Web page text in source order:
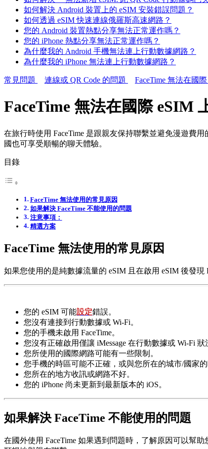
如何解決 Android 裝置上的 eSIM 安裝錯誤問題？
如何透過 eSIM 快速連線俄羅斯高速網路？
您的 Android 裝置熱點分享無法正常運作嗎？
您的 iPhone 熱點分享無法正常運作嗎？
為什麼我的 Android 手機無法連上行動數據網路？
為什麼我的 iPhone 無法連上行動數據網路？
常見問題 連線或 QR Code 的問題 FaceTime 無法在國
FaceTime 無法在國際 eSIM
在旅行時使用 FaceTime 是跟親友保持聯繫並避免漫遊費
國也可享受順暢的聊天體驗。
目錄
FaceTime 無法使用的常見原因
如果解決 FaceTime 不能使用的問題
注意事項：
精選方案
FaceTime 無法使用的常見原因
如果您使用的是純數據流量的 eSIM 且在啟用 eSIM 後發現
您的 eSIM 可能設定錯誤。
您沒有連接到行動數據或 Wi-Fi。
您的手機未啟用 FaceTime。
您沒有正確啟用僅讓 iMessage 在行動數據或 Wi-Fi
您所使用的國際網路可能有一些限制。
您手機的時區可能不正確，或與您所在的城市/國家的
您所在的地方收訊或網路不好。
您的 iPhone 尚未更新到最新版本的 iOS。
如果解決 FaceTime 不能使用的問題
在國外使用 FaceTime 如果遇到問題時，了解原因可以幫